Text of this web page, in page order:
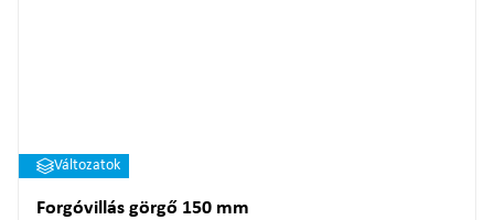
Változatok
Forgóvillás görgő 150 mm